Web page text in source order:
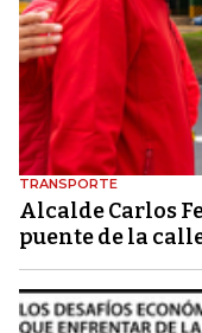
TRANSPORTE
Alcalde Carlos
puente de la